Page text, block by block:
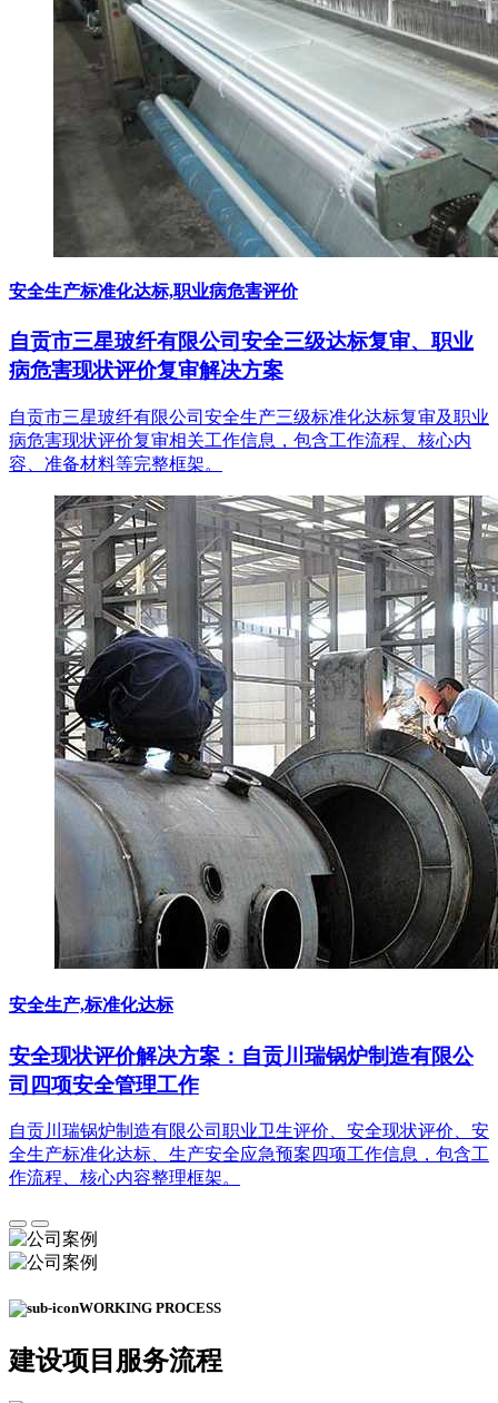
安全生产标准化达标,职业病危害评价
自贡市三星玻纤有限公司安全三级达标复审、职业
病危害现状评价复审解决方案
自贡市三星玻纤有限公司安全生产三级标准化达标复审及职业
病危害现状评价复审相关工作信息，包含工作流程、核心内
容、准备材料等完整框架。
安全生产,标准化达标
安全现状评价解决方案：自贡川瑞锅炉制造有限公
司四项安全管理工作
自贡川瑞锅炉制造有限公司职业卫生评价、安全现状评价、安
全生产标准化达标、生产安全应急预案四项工作信息，包含工
作流程、核心内容整理框架。
WORKING PROCESS
建设项目 服务流程